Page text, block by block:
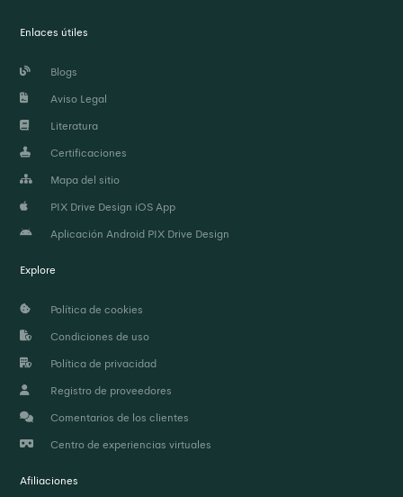
Enlaces útiles
Blogs
Aviso Legal
Literatura
Certificaciones
Mapa del sitio
PIX Drive Design iOS App
Aplicación Android PIX Drive Design
Explore
Política de cookies
Condiciones de uso
Política de privacidad
Registro de proveedores
Comentarios de los clientes
Centro de experiencias virtuales
Afiliaciones